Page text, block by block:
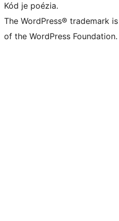
Kód je poézia.
The WordPress® trademark
of the WordPress Foundation.